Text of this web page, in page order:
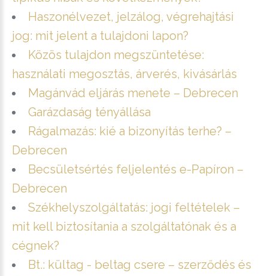
Haszonélvezet, jelzálog, végrehajtási
jog: mit jelent a tulajdoni lapon?
Közös tulajdon megszüntetése:
használati megosztás, árverés, kivásárlás
Magánvád eljárás menete – Debrecen
Garázdaság tényállása
Rágalmazás: kié a bizonyítás terhe? –
Debrecen
Becsületsértés feljelentés e-Papíron –
Debrecen
Székhelyszolgáltatás: jogi feltételek –
mit kell biztosítania a szolgáltatónak és a
cégnek?
Bt.: kültag - beltag csere – szerződés és